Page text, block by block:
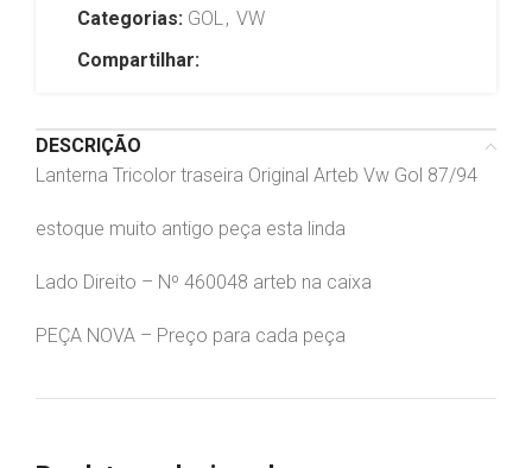
Categorias: GOL, VW
Compartilhar:
DESCRIÇÃO
Lanterna Tricolor traseira Original Arteb Vw Gol 87/94
estoque muito antigo peça esta linda
Lado Direito – Nº 460048 arteb na caixa
PEÇA NOVA – Preço para cada peça